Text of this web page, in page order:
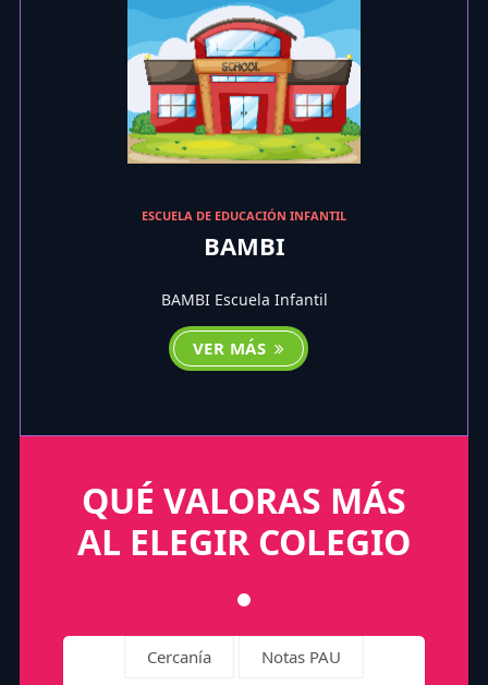
ESCUELA DE EDUCACIÓN INFANTIL
BAMBI
BAMBI Escuela Infantil
VER MÁS
QUÉ VALORAS MÁS
AL ELEGIR COLEGIO
Cercanía Notas PAU